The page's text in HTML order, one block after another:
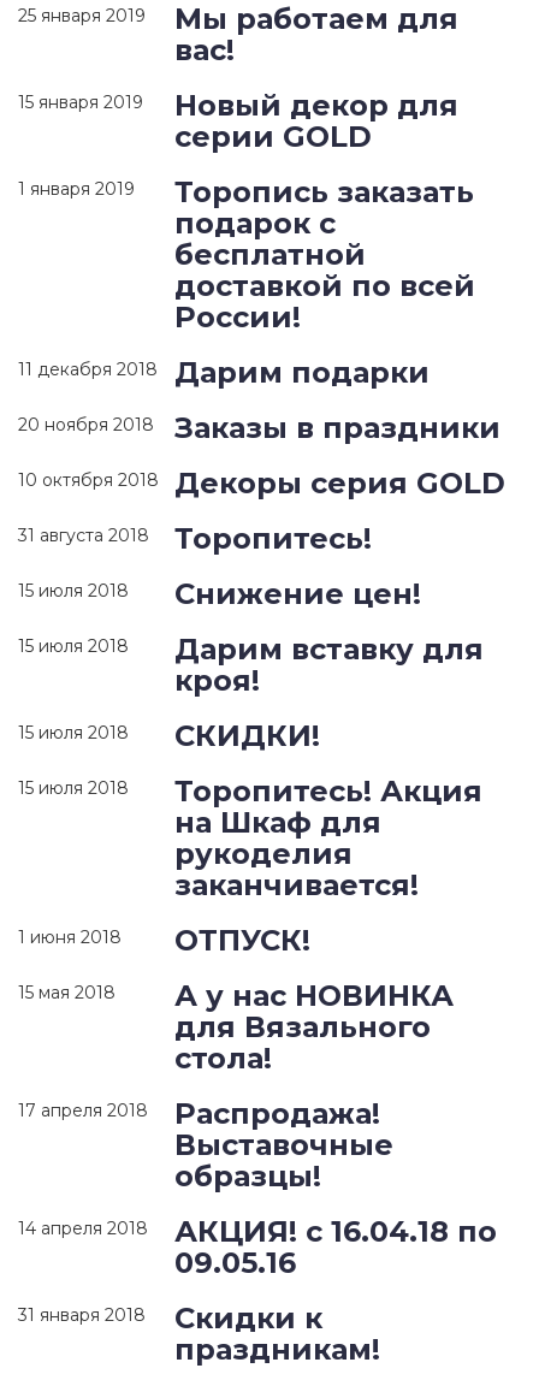
25 января 2019
Мы работаем для
вас!
15 января 2019
Новый декор для
серии GOLD
1 января 2019
Торопись заказать
подарок с
бесплатной
доставкой по всей
России!
11 декабря 2018 Дарим подарки
20 ноября 2018 Заказы в праздники
10 октября 2018 Декоры серия GOLD
31 августа 2018 Торопитесь!
15 июля 2018 Снижение цен!
15 июля 2018
Дарим вставку для
кроя!
15 июля 2018 СКИДКИ!
15 июля 2018
Торопитесь! Акция
на Шкаф для
рукоделия
заканчивается!
1 июня 2018 ОТПУСК!
15 мая 2018
А у нас НОВИНКА
для Вязального
стола!
17 апреля 2018
Распродажа!
Выставочные
образцы!
14 апреля 2018
АКЦИЯ! с 16.04.18 по
09.05.16
31 января 2018
Скидки к
праздникам!